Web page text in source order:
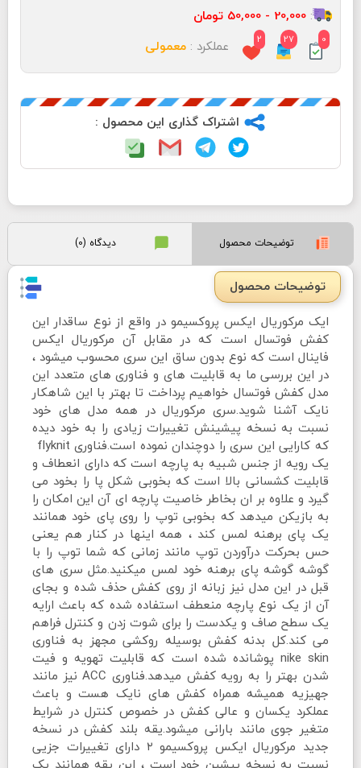
: 20,000 - 50,000 تومان
0
27
2 عملکرد : معمولی
اشتراک گذاری این محصول :
توضیحات محصول دیدگاه (0)
توضیحات محصول
ایک مرکوریال ایکس پروکسیمو در واقع از نوع ساقدار این
کفش فوتسال است که در مقابل آن مرکوریال ایکس
فاینال است که نوع بدون ساق این سری محسوب میشود ،
در این بررسی ما به قابلیت های و فناوری های متعدد این
مدل کفش فوتسال خواهیم پرداخت تا بهتر با این شاهکار
نایک آشنا شوید.سری مرکوریال در همه مدل های خود
نسبت به نسخه پیشینش تغییرات زیادی را به خود دیده
یک رویه از جنس شبیه به پارچه است که دارای انعطاف و
قابلیت کشسانی بالا است که بخوبی شکل پا را بخود می
گیرد و علاوه بر ان بخاطر خاصیت پارچه ای آن این امکان را
به بازیکن میدهد که بخوبی توپ را روی پای خود همانند
یک پای برهنه لمس کند ، همه اینها در کنار هم یعنی
حس بحرکت درآوردن توپ مانند زمانی که شما توپ را با
گوشه گوشه پای برهنه خود لمس میکنید.مثل سری های
قبل در این مدل نیز زبانه از روی کفش حذف شده و بجای
آن از یک نوع پارچه منعطف استفاده شده که باعث ارایه
یک سطح صاف و یکدست را برای شوت زدن و کنترل فراهم
می کند.کل بدنه کفش بوسیله روکشی مجهز به فناوری
nike skin پوشانده شده است که قابلیت تهویه و فیت
شدن بهتر را به رویه کفش میدهد.فناوری ACC نیز مانند
جهیزیه همیشه همراه کفش های نایک هست و باعث
عملکرد یکسان و عالی کفش در خصوص کنترل در شرایط
متغیر جوی مانند بارانی میشود.یقه بلند کفش در نسخه
جدید مرکوریال ایکس پروکسیمو ۲ دارای تغییرات جزیی